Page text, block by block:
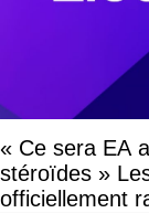
« Ce sera EA
stéroïdes »
officiellement